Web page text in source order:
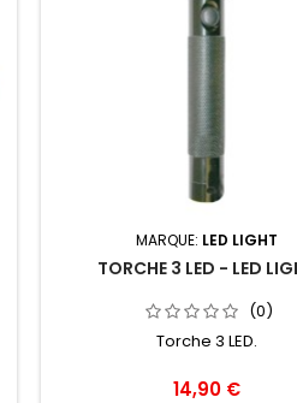
MARQUE: LED LIGHT
TORCHE 3 LED - LED
(0)
Torche 3 LED.
Prix
14,90 €